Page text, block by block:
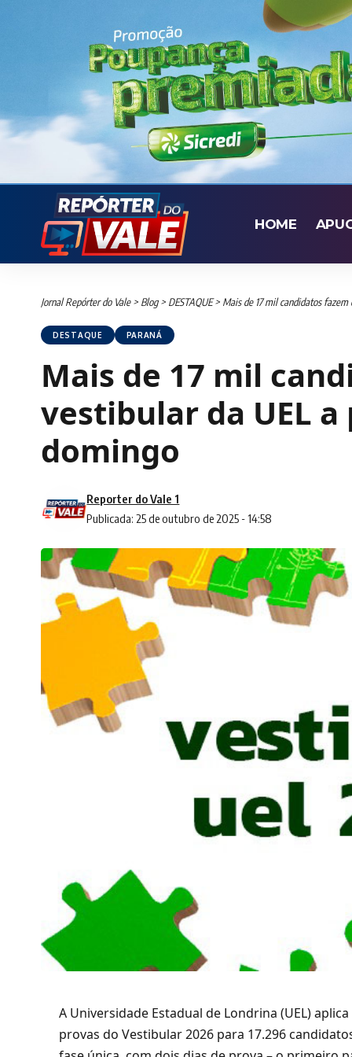
HOME
Jornal Repórter do Vale> Blog> DESTAQUE> Mais de 17 mil candidatos
DESTAQUE PARANÁ
Mais de 17 mil
vestibular da UEL
domingo
Publicada: 25 de outubro de 2025 - 14:58
Reporter do Vale 1
A Universidade Estadual de Londrina (UEL)
provas do Vestibular 2026 para 17.296